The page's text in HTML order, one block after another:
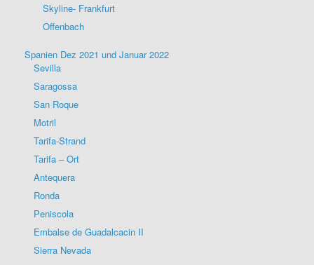
Skyline- Frankfurt
Offenbach
Spanien Dez 2021 und Januar 2022
Sevilla
Saragossa
San Roque
Motril
Tarifa-Strand
Tarifa – Ort
Antequera
Ronda
Peniscola
Embalse de Guadalcacin II
Sierra Nevada